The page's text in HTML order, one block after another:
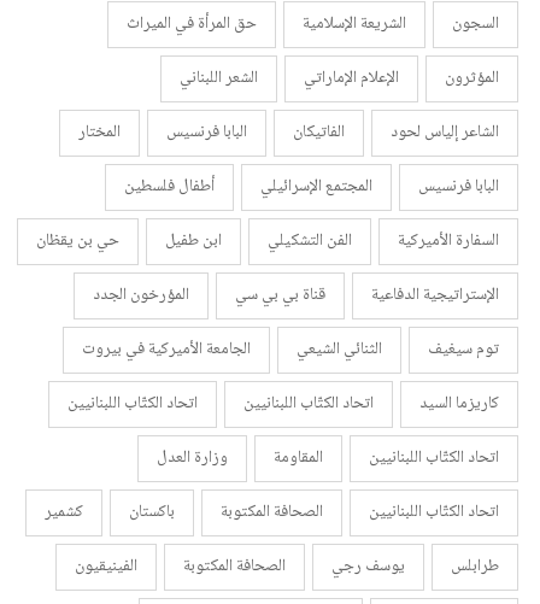
السجون
الشريعة الإسلامية
حق المرأة في الميراث
المؤثرون
الإعلام الإماراتي
الشعر اللبناني
الشاعر إلياس لحود
الفاتيكان البابا فرنسيس
المختار
البابا فرنسيس
المجتمع الإسرائيلي
أطفال فلسطين
السفارة الأميركية
الفن التشكيلي ابن طفيل
حي بن يقظان
الإستراتيجية الدفاعية
قناة بي بي سي
المؤرخون الجدد
توم سيغيف
الثنائي الشيعي
الجامعة الأميركية في بيروت
كاريزما السيد
اتحاد الكتّاب اللبنانيين
اتحاد الكتّاب اللبنانيين
اتحاد الكتّاب اللبنانيين
المقاومة
وزارة العدل
اتحاد الكتّاب اللبنانيين
الصحافة المكتوبة باكستان
كشمير
طرابلس
يوسف رجي الصحافة المكتوبة
الفينيقيون